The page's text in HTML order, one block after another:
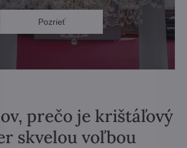
Pozrieť
prečo je krištáľový
skvelou voľbou